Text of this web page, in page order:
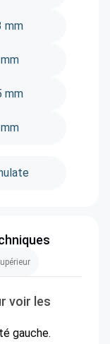
mm
mm
voir les
gauche.